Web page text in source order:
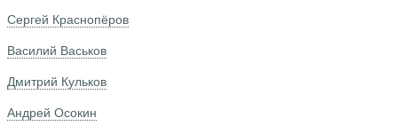
Сергей Краснопёров
Василий Васьков
Дмитрий Кульков
Андрей Осокин